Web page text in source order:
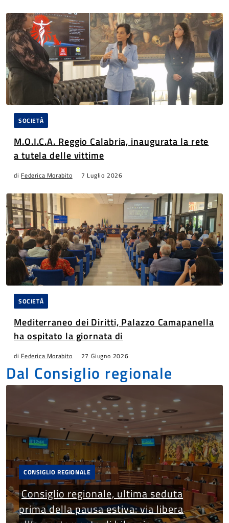
SOCIETÀ
M.O.I.C.A. Reggio Calabria, inaugurata la rete
a tutela delle vittime
di Federica Morabito 7 Luglio 2026
SOCIETÀ
Mediterraneo dei Diritti, Palazzo Camapanella
ha ospitato la giornata di
di Federica Morabito 27 Giugno 2026
Dal Consiglio regionale
CONSIGLIO REGIONALE
Consiglio regionale, ultima seduta
prima della pausa estiva: via libera